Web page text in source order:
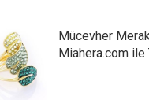
Mücevher
Miahera.com ile